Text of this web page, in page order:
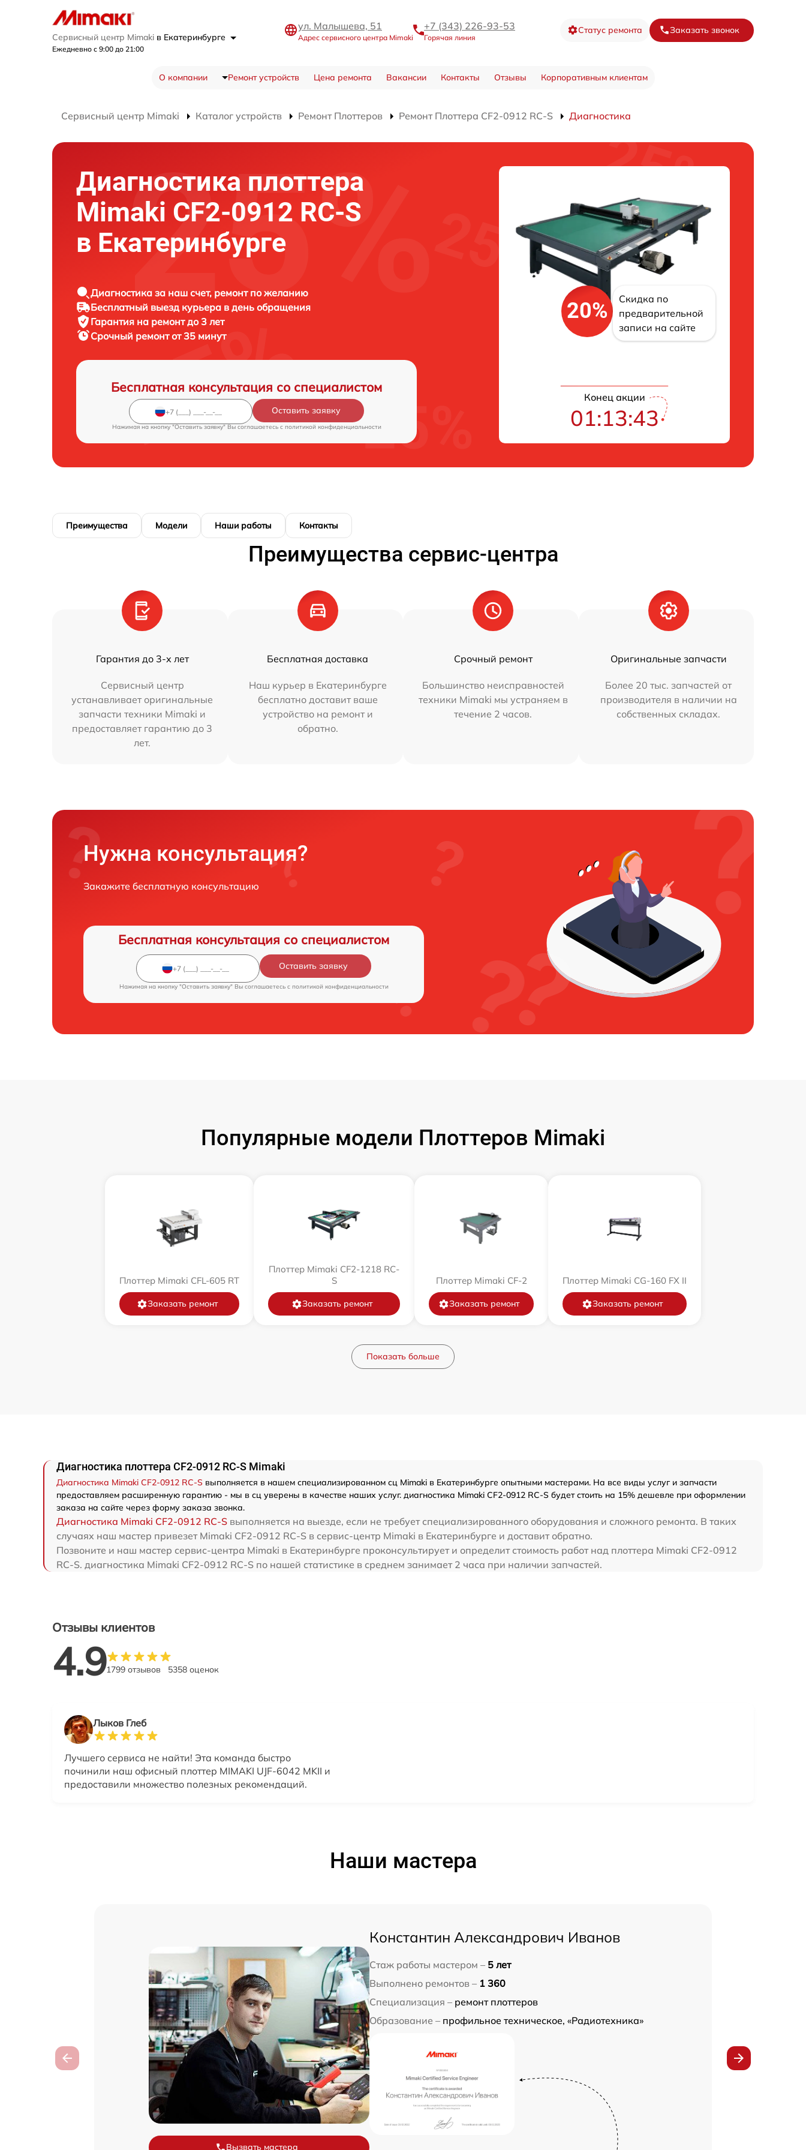
Сервисный центр Mimaki в Екатеринбурге
Ежедневно с 9:00 до 21:00
ул. Малышева, 51
Адрес сервисного центра Mimaki
+7 (343) 226-93-53
Горячая линия
Статус ремонта Заказать звонок
О компании Ремонт устройств Цена ремонта Вакансии Контакты Отзывы Корпоративным клиентам
Сервисный центр Mimaki Каталог устройств Ремонт Плоттеров Ремонт Плоттера CF2-0912 RC-S Диагностика
Диагностика плоттера
Mimaki CF2-0912 RC-S
в Екатеринбурге
Диагностика за наш счет, ремонт по желанию
Бесплатный выезд курьера в день обращения
Гарантия на ремонт до 3 лет
Срочный ремонт от 35 минут
Бесплатная консультация со специалистом
Оставить заявку
Нажимая на кнопку "Оставить заявку" Вы соглашаетесь c политикой конфиденциальности
20%
Скидка по
предварительной
записи на сайте
Конец акции
01:13:42
Преимущества Модели Наши работы Контакты
Преимущества сервис-центра
Гарантия до 3-х лет
Сервисный центр
устанавливает оригинальные
запчасти техники Mimaki и
предоставляет гарантию до 3
лет.
Бесплатная доставка
Наш курьер в Екатеринбурге
бесплатно доставит ваше
устройство на ремонт и
обратно.
Срочный ремонт
Большинство неисправностей
техники Mimaki мы устраняем в
течение 2 часов.
Оригинальные запчасти
Более 20 тыс. запчастей от
производителя в наличии на
собственных складах.
Нужна консультация?
Закажите бесплатную консультацию
Бесплатная консультация со специалистом
Оставить заявку
Нажимая на кнопку "Оставить заявку" Вы соглашаетесь c политикой конфиденциальности
Популярные модели Плоттеров Mimaki
Плоттер Mimaki CFL-605 RT
Заказать ремонт
Плоттер Mimaki CF2-1218 RC-
S
Заказать ремонт
Плоттер Mimaki CF-2
Заказать ремонт
Плоттер Mimaki CG-160 FX II
Заказать ремонт
Показать больше
Диагностика плоттера CF2-0912 RC-S Mimaki
Диагностика Mimaki CF2-0912 RC-S выполняется в нашем специализированном сц Mimaki в Екатеринбурге опытными мастерами. На все виды услуг и запчасти
предоставляем расширенную гарантию - мы в сц уверены в качестве наших услуг. диагностика Mimaki CF2-0912 RC-S будет стоить на 15% дешевле при оформлении
заказа на сайте через форму заказа звонка.
Диагностика Mimaki CF2-0912 RC-S выполняется на выезде, если не требует специализированного оборудования и сложного ремонта. В таких
случаях наш мастер привезет Mimaki CF2-0912 RC-S в сервис-центр Mimaki в Екатеринбурге и доставит обратно.
Позвоните и наш мастер сервис-центра Mimaki в Екатеринбурге проконсультирует и определит стоимость работ над плоттера Mimaki CF2-0912
RC-S. диагностика Mimaki CF2-0912 RC-S по нашей статистике в среднем занимает 2 часа при наличии запчастей.
Отзывы клиентов
4.91799 отзывов 5358 оценок
Лыков Глеб
Лучшего сервиса не найти! Эта команда быстро
починили наш офисный плоттер MIMAKI UJF-6042 MKII и
предоставили множество полезных рекомендаций.
Наши мастера
Вызвать мастера
Константин Александрович Иванов
Стаж работы мастером – 5 лет
Выполнено ремонтов – 1 360
Специализация – ремонт плоттеров
Образование – профильное техническое, «Радиотехника»